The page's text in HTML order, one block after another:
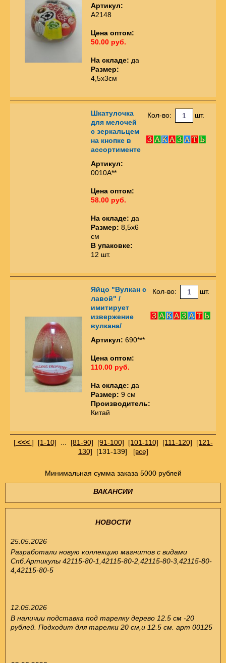
Артикул:
А2148
Цена оптом:
50.00 руб.
На складе: да
Размер:
4,5х3см
Шкатулочка
для мелочей
с зеркальцем
на кнопке в
ассортименте
Артикул:
0010А**
Цена оптом:
58.00 руб.
На складе: да
Размер: 8,5х6
см
В упаковке:
12 шт.
Кол-во: шт.
Яйцо "Вулкан с
лавой" /
имитирует
извержение
вулкана/
Артикул: 690***
Цена оптом:
110.00 руб.
На складе: да
Размер: 9 см
Производитель:
Китай
Кол-во: шт.
[<<< ] [1-10] [81-90] [91-100] [101-110] [111-120]
[121-
130] [131-139] [все]
Минимальная сумма заказа 5000 рублей
ВАКАНСИИ
НОВОСТИ
25.05.2026
Разработали новую коллекцию магнитов с видами
Спб.Артикулы 42115-80-1,42115-80-2,42115-80-3,42115-80-
4,42115-80-5
12.05.2026
В наличии подставка под тарелку дерево 12.5 см -20
рублей. Подходит для тарелки 20 см,и 12.5 см. арт 00125